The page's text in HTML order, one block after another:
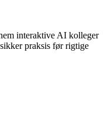
interaktive AI kolleger
praksis før rigtige